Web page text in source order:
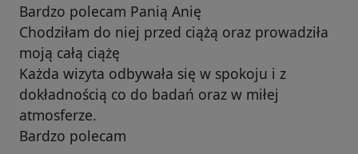
Bardzo polecam Panią Anię
Chodziłam do niej przed ciążą oraz prowadziła
moją całą ciążę
Każda wizyta odbywała się w spokoju i z
dokładnością co do badań oraz w miłej
atmosferze.
Bardzo polecam